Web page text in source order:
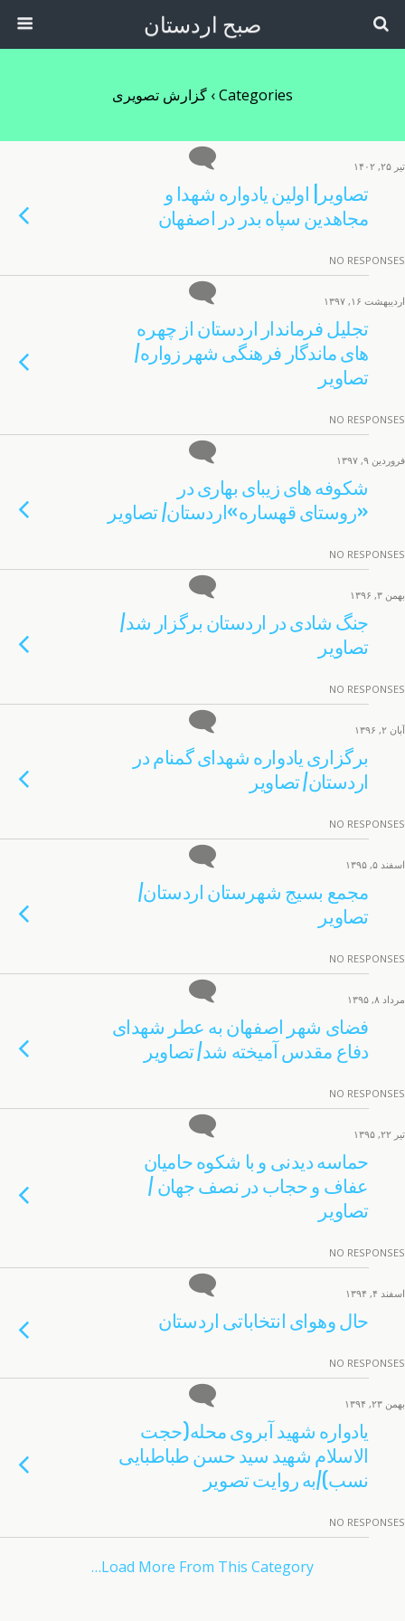
صبح اردستان
Categories › گزارش تصویری
تیر ۲۵, ۱۴۰۲
تصاویر| اولین یادواره شهدا و
مجاهدین سپاه بدر در اصفهان
NO RESPONSES
اردیبهشت ۱۶, ۱۳۹۷
تجلیل فرماندار اردستان از چهره
های ماندگار فرهنگی شهر زواره/
تصاویر
NO RESPONSES
فروردین ۹, ۱۳۹۷
شکوفه های زیبای بهاری در
«روستای قهساره»اردستان/ تصاویر
NO RESPONSES
بهمن ۳, ۱۳۹۶
جنگ شادی در اردستان برگزار شد/
تصاویر
NO RESPONSES
آبان ۲, ۱۳۹۶
برگزاری یادواره شهدای گمنام در
اردستان/ تصاویر
NO RESPONSES
اسفند ۵, ۱۳۹۵
مجمع بسیج شهرستان اردستان/
تصاویر
NO RESPONSES
مرداد ۸, ۱۳۹۵
فضای شهر اصفهان به عطر شهدای
دفاع مقدس آمیخته شد/ تصاویر
NO RESPONSES
تیر ۲۲, ۱۳۹۵
حماسه دیدنی و با شکوه حامیان
عفاف و حجاب در نصف جهان /
تصاویر
NO RESPONSES
اسفند ۴, ۱۳۹۴
حال وهوای انتخاباتی اردستان
NO RESPONSES
بهمن ۲۳, ۱۳۹۴
یادواره شهید آبروی محله(حجت
الاسلام شهید سید حسن طباطبایی
نسب)/به روایت تصویر
NO RESPONSES
Load More From This Category…